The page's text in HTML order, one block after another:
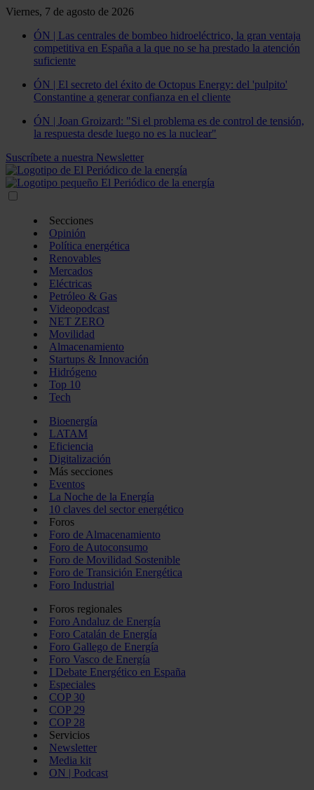
Viernes, 7 de agosto de 2026
ÓN | Las centrales de bombeo hidroeléctrico, la gran ventaja
competitiva en España a la que no se ha prestado la atención
suficiente
ÓN | El secreto del éxito de Octopus Energy: del 'pulpito'
Constantine a generar confianza en el cliente
ÓN | Joan Groizard: "Si el problema es de control de tensión,
la respuesta desde luego no es la nuclear"
Suscríbete a nuestra Newsletter
Secciones
Opinión
Política energética
Renovables
Mercados
Eléctricas
Petróleo & Gas
Videopodcast
NET ZERO
Movilidad
Almacenamiento
Startups & Innovación
Hidrógeno
Top 10
Tech
Bioenergía
LATAM
Eficiencia
Digitalización
Más secciones
Eventos
La Noche de la Energía
10 claves del sector energético
Foros
Foro de Almacenamiento
Foro de Autoconsumo
Foro de Movilidad Sostenible
Foro de Transición Energética
Foro Industrial
Foros regionales
Foro Andaluz de Energía
Foro Catalán de Energía
Foro Gallego de Energía
Foro Vasco de Energía
I Debate Energético en España
Especiales
COP 30
COP 29
COP 28
Servicios
Newsletter
Media kit
ON | Podcast